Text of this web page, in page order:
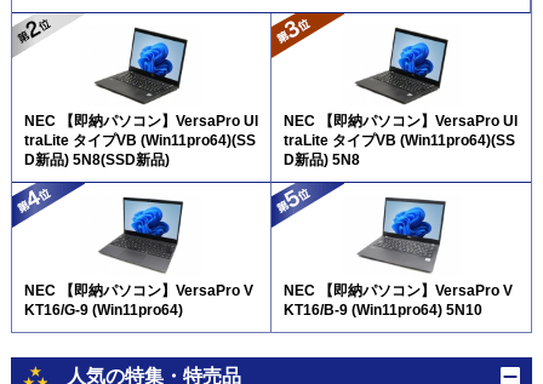
NEC 【即納パソコン】VersaPro Ul
traLite タイプVB (Win11pro64)(SS
D新品) 5N8(SSD新品)
NEC 【即納パソコン】VersaPro Ul
traLite タイプVB (Win11pro64)(SS
D新品) 5N8
NEC 【即納パソコン】VersaPro V
KT16/G-9 (Win11pro64)
NEC 【即納パソコン】VersaPro V
KT16/B-9 (Win11pro64) 5N10
人気の特集・特売品